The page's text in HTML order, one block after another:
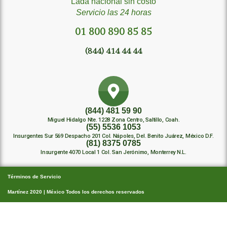
Servicio las 24 horas
01 800 890 85 85
(844) 414 44 44
(844) 481 59 90
Miguel Hidalgo Nte. 1228 Zona Centro, Saltillo, Coah.
(55) 5536 1053
Insurgentes Sur 569 Despacho 201 Col. Nápoles, Del. Benito Juárez, México D.F.
(81) 8375 0785
Insurgente 4070 Local 1 Col. San Jerónimo, Monterrey N.L.
Términos de Servicio
Martínez 2020 | México Todos los derechos reservados